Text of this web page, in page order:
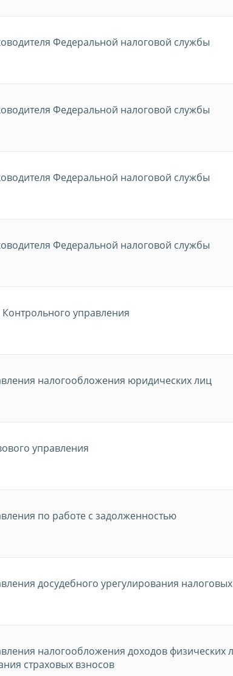
Федеральной налоговой службы
Федеральной налоговой службы
Федеральной налоговой службы
Федеральной налоговой службы
управления
налогообложения юридических лиц
управления
по работе с задолженностью
досудебного урегулирования
налогообложения доходов физических
страховых взносов